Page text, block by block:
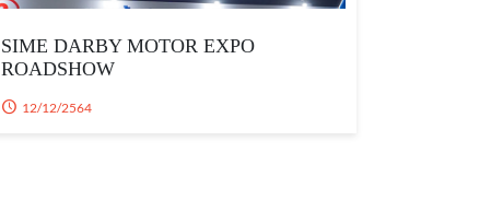
SIME DARBY MOTOR EXPO
ROADSHOW
12/12/2564